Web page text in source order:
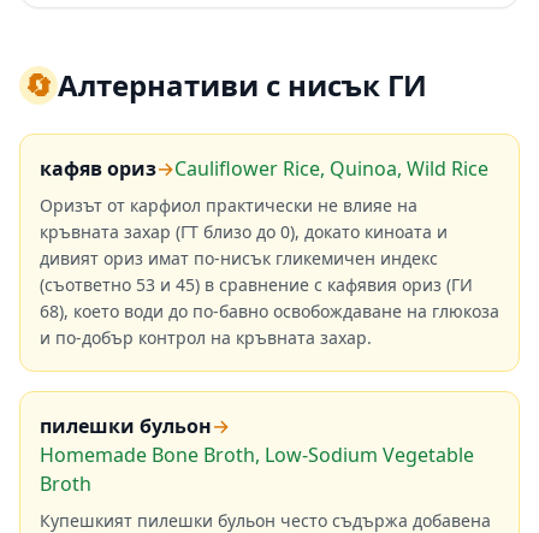
🔄Алтернативи с нисък ГИ
кафяв ориз→Cauliflower Rice, Quinoa, Wild Rice
Оризът от карфиол практически не влияе на
кръвната захар (ГТ близо до 0), докато киноата и
дивият ориз имат по-нисък гликемичен индекс
(съответно 53 и 45) в сравнение с кафявия ориз (ГИ
68), което води до по-бавно освобождаване на глюкоза
и по-добър контрол на кръвната захар.
пилешки бульон→
Homemade Bone Broth, Low-Sodium Vegetable
Broth
Купешкият пилешки бульон често съдържа добавена